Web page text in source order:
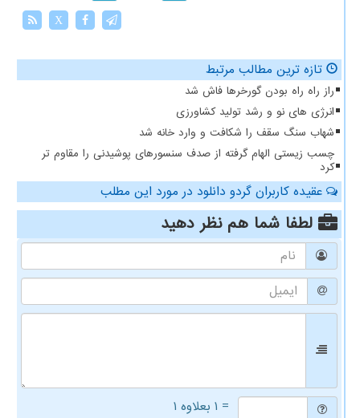
X
تازه ترین مطالب مرتبط
راز راه راه بودن گورخرها فاش شد
انرژی های نو و رشد تولید کشاورزی
شهاب سنگ سقف را شکافت و وارد خانه شد
چسب زیستی الهام گرفته از صدف سنسورهای پوشیدنی را مقاوم تر
کرد
عقیده کاربران گردو دانلود در مورد این مطلب
لطفا شما همنظر دهید
= ۱ بعلاوه ۱